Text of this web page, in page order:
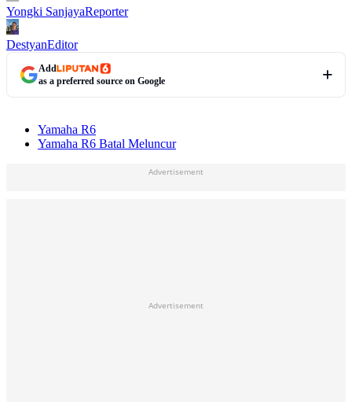
Yongki SanjayaReporter
DestyanEditor
Add
as a preferred source on Google
Yamaha R6
Yamaha R6 Batal Meluncur
Advertisement
Advertisement